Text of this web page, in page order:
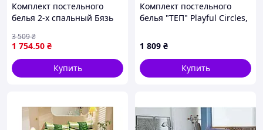
Комплект постельного
белья 2-х спальный Бязь
сна и отдыха от TM
TimetoSleep
1 754.50 ₴
3 509₴
Купить
Комплект постельного
белья "ТЕП" Playful Circles,
1 809 ₴
Купить